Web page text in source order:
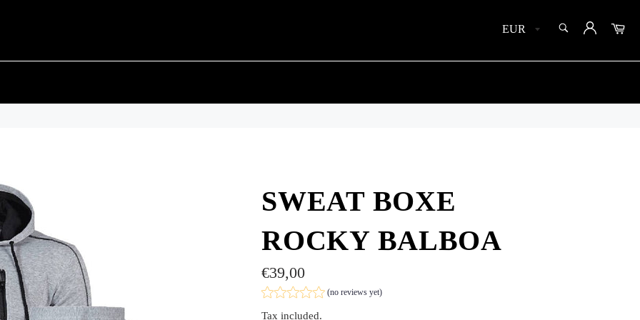
SEARCH
Search
SWEAT BOXE
ROCKY BALBOA
Regular
price
€39,00
(no reviews yet)
Tax included.